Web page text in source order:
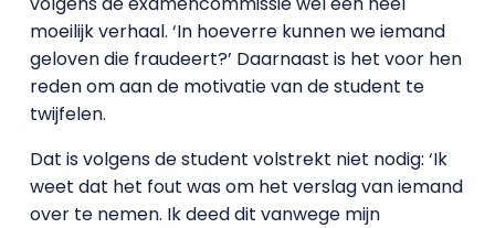
moeilijk verhaal. ‘In hoeverre kunnen we iemand
geloven die fraudeert?’ Daarnaast is het voor hen
reden om aan de motivatie van de student te
twijfelen.
Dat is volgens de student volstrekt niet nodig: ‘Ik
weet dat het fout was om het verslag van iemand
over te nemen. Ik deed dit vanwege mijn